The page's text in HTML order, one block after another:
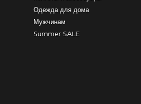
Одежда для дома
Мужчинам
Summer SALE